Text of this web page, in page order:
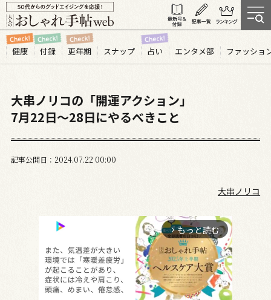
健康 付録 更年期 スナップ 占い エンタメ部 ファッショ
大串ノリコの「開運アクション」
7月22日～28日にやるべきこと
記事公開日 2024.07 22 00:00
大串ノリコ
arrow_forward_ios もっと読む